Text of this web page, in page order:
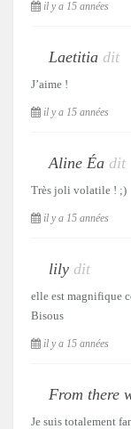
il y a 15 années
Laetitia dit
J’aime !
il y a 15 années
Aline Éa dit
Très joli volatile ! ;)
il y a 15 années
lily dit
elle est magnifique
Bisous
il y a 15 années
From there
Je suis totalement